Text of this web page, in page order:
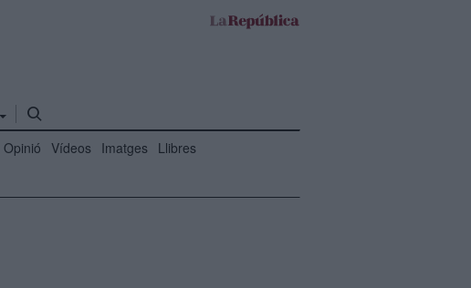
Opinió Vídeos Imatges Llibres